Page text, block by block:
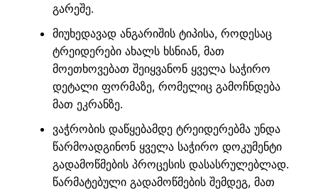
გარეშე.
მიუხედავად ანგარიშის ტიპისა, როდესაც
ტრეიდერები ახალს ხსნიან, მათ
მოეთხოვებათ შეიყვანონ ყველა საჭირო
დეტალი ფორმაზე, რომელიც გამოჩნდება
მათ ეკრანზე.
ვაჭრობის დაწყებამდე ტრეიდერებმა უნდა
წარმოადგინონ ყველა საჭირო დოკუმენტი
გადამოწმების პროცესის დასასრულებლად.
წარმატებული გადამოწმების შემდეგ, მათ